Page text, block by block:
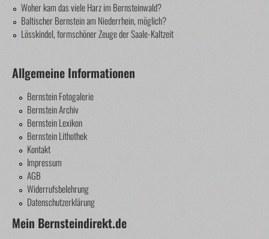
Woher kam das viele Harz im Bernsteinwald?
Baltischer Bernstein am Niederrhein, möglich?
Lösskindel, formschöner Zeuge der Saale-Kaltzeit
Allgemeine Informationen
Bernstein Fotogalerie
Bernstein Archiv
Bernstein Lexikon
Bernstein Lithothek
Kontakt
Impressum
AGB
Widerrufsbelehrung
Datenschutzerklärung
Mein Bernsteindirekt.de